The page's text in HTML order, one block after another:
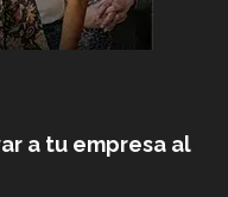
a tu empresa al